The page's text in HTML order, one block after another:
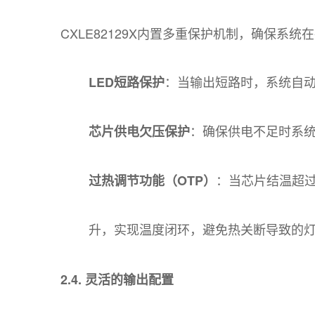
CXLE82129X内置多重保护机制，确保系统
LED短路保护：当输出短路时，系统自
芯片供电欠压保护：确保供电不足时系
过热调节功能（OTP） ：当芯片结温超
升，实现温度闭环，避免热关断导致的
2.4. 灵活的输出配置